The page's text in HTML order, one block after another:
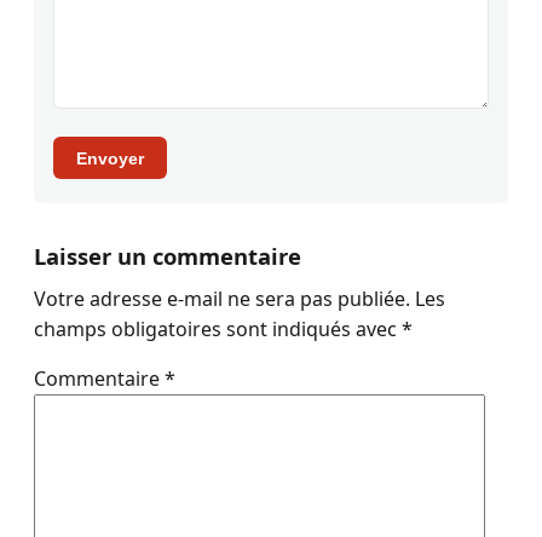
Envoyer
Laisser un commentaire
Votre adresse e-mail ne sera pas publiée. Les
champs obligatoires sont indiqués avec *
Commentaire*